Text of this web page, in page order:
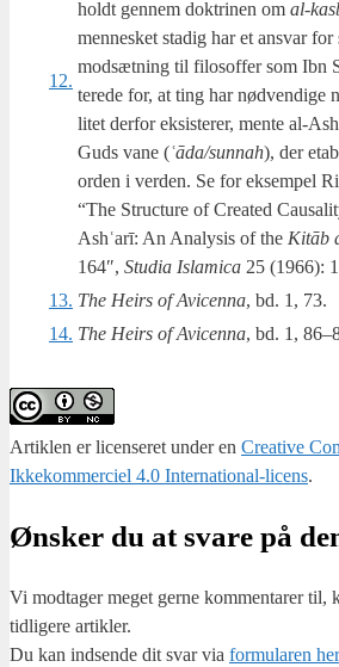
12.
holdt gen­nem dok­tri­nen om al-
men­ne­sket sta­dig har et ansvar
mod­sæt­ning til filo­sof­fer som Ibn
te­re­de for, at ting har nød­ven­di­ge
li­tet der­for eksi­ste­rer, men­te al-
Guds vane (ʿāda/sunnah), der
orden i ver­den. Se for eksem­pel
“The Struc­tu­re of Cre­a­ted
Ashʿarī: An Ana­ly­sis of the Kitāb
164″, Stu­dia Isla­mi­ca 25 (1966):
13. The Heirs of Avi­cen­na, bd. 1, 73.
14. The Heirs of Avi­cen­na, bd. 1,
Artiklen er licenseret under en Creative
Ikkekommerciel 4.0 International-licens.
Ønsker du at svare på
Vi mod­ta­ger meget ger­ne kom­men­ta­rer til,
tid­li­ge­re artik­ler.
Du kan ind­sen­de dit svar via for­mu­la­ren her